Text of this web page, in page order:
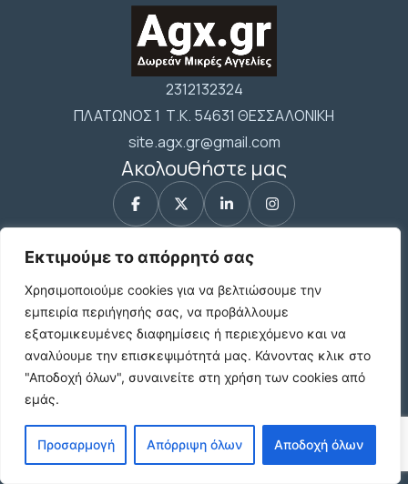
Εκτιμούμε το απόρρητό σας
Χρησιμοποιούμε cookies για να βελτιώσουμε την
εμπειρία περιήγησής σας, να προβάλλουμε
εξατομικευμένες διαφημίσεις ή περιεχόμενο και να
αναλύουμε την επισκεψιμότητά μας. Κάνοντας κλικ στο
"Αποδοχή όλων", συναινείτε στη χρήση των cookies από
εμάς.
Προσαρμογή Απόρριψη όλων Αποδοχή όλων
2312132324
ΠΛΑΤΩΝΟΣ 1 Τ.Κ. 54631 ΘΕΣΣΑΛΟΝΙΚΗ
site.agx.gr@gmail.com
Ακολουθήστε μας
Χρήσιμοι Σύνδεσμοι
Όροι χρήσης
Πολιτική Απορρήτου